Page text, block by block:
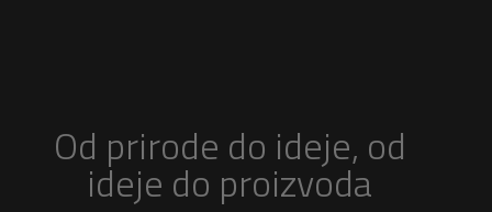
Od prirode do ideje, od
ideje do proizvoda